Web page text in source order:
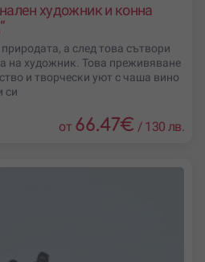
художник и конна
а след това сътвори
на художник. Това преживяване
и творчески уют с чаша вино
си
от 66.47€ / 130 лв.